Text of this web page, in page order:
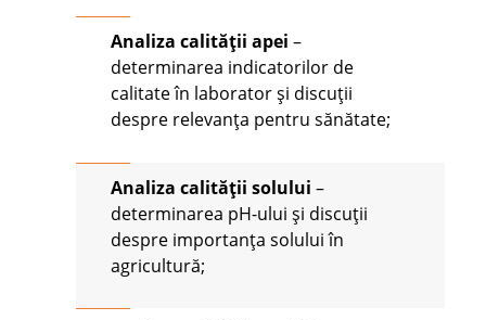
Analiza calității apei –
determinarea indicatorilor de
calitate în laborator și discuții
despre relevanța pentru sănătate;
Analiza calității solului –
determinarea pH-ului și discuții
despre importanța solului în
agricultură;